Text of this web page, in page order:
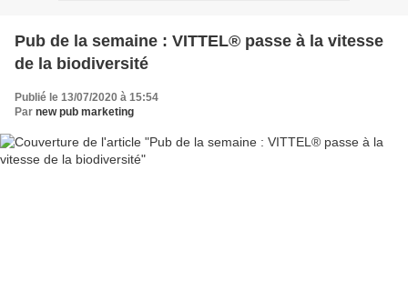
Pub de la semaine : VITTEL® passe à la vitesse
de la biodiversité
Publié le 13/07/2020 à 15:54
Par new pub marketing